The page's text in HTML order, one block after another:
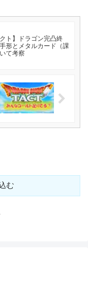
ト】ドラゴン完凸終
形とメタルカード（課
て考察
む